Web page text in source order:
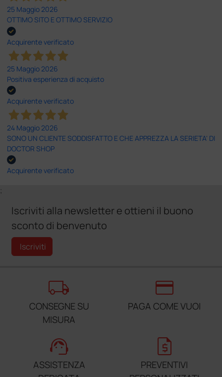
25 Maggio 2026
OTTIMO SITO E OTTIMO SERVIZIO
Acquirente verificato
25 Maggio 2026
Positiva esperienza di acquisto
Acquirente verificato
24 Maggio 2026
SONO UN CLIENTE SODDISFATTO E CHE APPREZZA LA SERIETA' DI
DOCTOR SHOP
Acquirente verificato
;
Iscriviti alla newsletter e ottieni il buono
sconto di benvenuto
Iscriviti
local_shipping
CONSEGNE SU
MISURA
credit_card
PAGA COME VUOI
support_agent
ASSISTENZA
request_quote
PREVENTIVI